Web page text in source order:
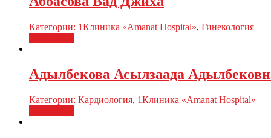
Категории: 1Клиника «Amanat Hospital», Гинекология
Адылбекова Асылзаада
Категории: Кардиология, 1Клиника «Amanat Hospital»